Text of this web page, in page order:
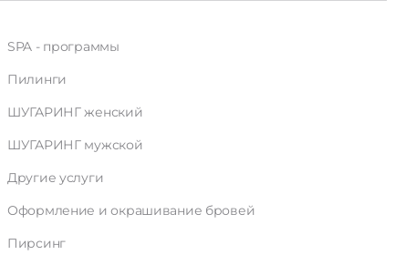
SPA - программы
Пилинги
ШУГАРИНГ женский
ШУГАРИНГ мужской
Другие услуги
Оформление и окрашивание бровей
Пирсинг